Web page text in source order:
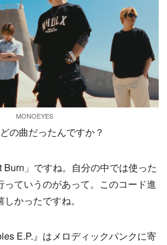
MONOEYES
の曲だったんですか？
」ですね。自分の中では使った
っていうのがあって。このコード進
かったですね。
E.P.』はメロディックパンクに寄